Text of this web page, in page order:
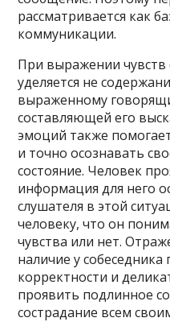
рассматривается как
коммуникации.
При выражении
уделяется не
выраженному
составляющей его
эмоций также
и точно осознавать
состояние. Человек
информация для него
слушателя в этой
человеку, что он
чувства или нет.
наличие у собеседника
корректности и
проявить подлинное
сострадание всем